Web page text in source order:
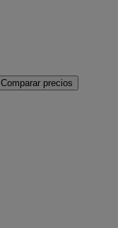
Comparar precios